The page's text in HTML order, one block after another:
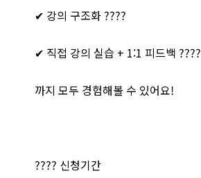
✔ 강의 구조화 ????
✔ 직접 강의 실습 + 1:1 피드백 ????
까지 모두 경험해볼 수 있어요!
???? 신청기간